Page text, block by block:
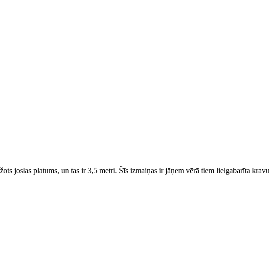
joslas platums, un tas ir 3,5 metri. Šīs izmaiņas ir jāņem vērā tiem lielgabarīta kravu